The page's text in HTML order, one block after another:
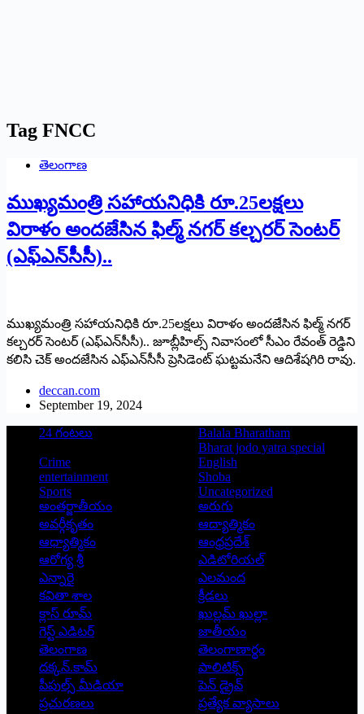
Tag FNCC
తెలంగాణ
ముఖ్యమంత్రి సహాయనిధికి రూ.25లక్షలు
విరాళం అందజేసిన ఫిల్మ్ ‌నగర్‌ ‌కల్చరర్‌ ‌సెంటర్‌
(ఎఫ్‌ఎన్‌సీసీ)..
ముఖ్యమంత్రి సహాయనిధికి రూ.25లక్షలు విరాళం అందజేసిన ఫిల్మ్ ‌నగర్‌
‌కల్చరర్‌ ‌సెంటర్‌ (ఎఫ్‌ఎన్‌సీసీ).. జూబ్లీహిల్స్ ‌నివాసంలో సీఎం రేవంత్‌ ‌రెడ్డిని
కలిసి చెక్‌ అం‌దజేసిన ఎఫ్‌ఎన్‌సీసీ ప్రెసిడెంట్‌ ‌ఘట్టమనేని ఆదిశేషగిరి రావు.
deccan.com
September 19, 2024
24 గంటలు
Balala Bharatham
Bharat jodo yatra special
Crime
English
entertainment
Shoba
Sports
Uncategorized
అంతర్జాతీయం
అరుగు
అవర్గీకృతం
ఆద్యాత్మికం
ఆధ్యాత్మికం
ఆంధ్రప్రదేశ్
ఆరోగ్య శ్రీ
ఎడిటోరియల్
ఎన్నారై
ఎలమంద
కవితా శాల
క్రీడలు
క్లాస్ రూమ్
ఖుల్లమ్ ఖుల్లా
గెస్ట్ ఎడిటర్
జాతీయం
తెలంగాణ
తెలంగాణార్థం
దక్కన్.కామ్
పాలిటిక్స్
పీపుల్స్ ‌మీడియా
పెన్ డ్రైవ్
ప్రచురణలు
ప్రత్యేక వ్యాసాలు